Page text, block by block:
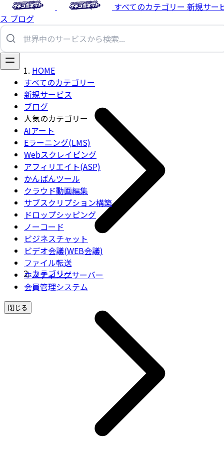
すべてのカテゴリー 新規サー
ス ブログ
すべてのカテゴリー
新規サービス
ブログ
人気のカテゴリー
AIアート
Eラーニング(LMS)
Webスクレイピング
アフィリエイト(ASP)
かんばんツール
クラウド動画編集
サブスクリプション構築
ドロップシッピング
ノーコード
ビジネスチャット
ビデオ会議(WEB会議)
ファイル転送
ホスティングサーバー
会員管理システム
閉じる
HOME
カテゴリー